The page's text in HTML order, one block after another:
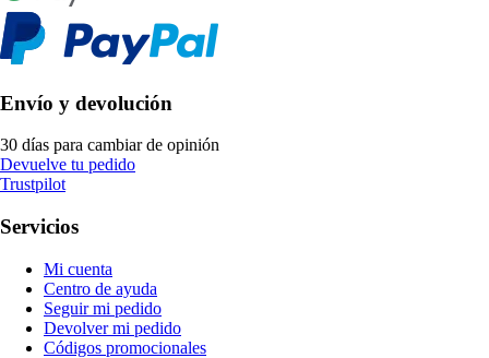
Envío y devolución
30 días para cambiar de opinión
Devuelve tu pedido
Trustpilot
Servicios
Mi cuenta
Centro de ayuda
Seguir mi pedido
Devolver mi pedido
Códigos promocionales